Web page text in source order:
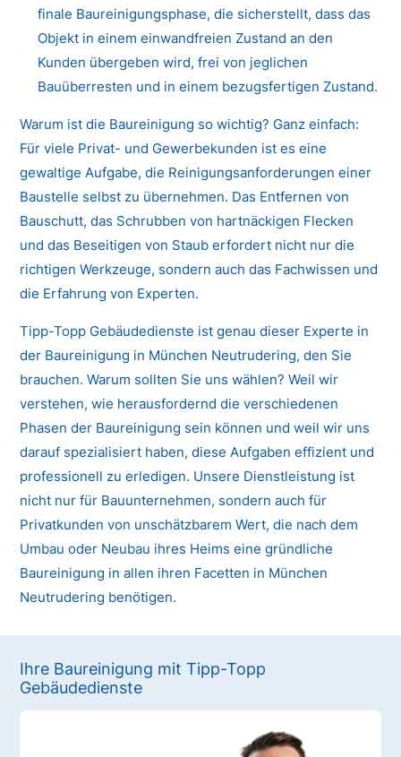
finale Baureinigungsphase, die sicherstellt, dass das
Objekt in einem einwandfreien Zustand an den
Kunden übergeben wird, frei von jeglichen
Bauüberresten und in einem bezugsfertigen Zustand.
Warum ist die Baureinigung so wichtig? Ganz einfach:
Für viele Privat- und Gewerbekunden ist es eine
gewaltige Aufgabe, die Reinigungsanforderungen einer
Baustelle selbst zu übernehmen. Das Entfernen von
Bauschutt, das Schrubben von hartnäckigen Flecken
und das Beseitigen von Staub erfordert nicht nur die
richtigen Werkzeuge, sondern auch das Fachwissen und
die Erfahrung von Experten.
Tipp-Topp Gebäudedienste ist genau dieser Experte in
der Baureinigung in München Neutrudering, den Sie
brauchen. Warum sollten Sie uns wählen? Weil wir
verstehen, wie herausfordernd die verschiedenen
Phasen der Baureinigung sein können und weil wir uns
darauf spezialisiert haben, diese Aufgaben effizient und
professionell zu erledigen. Unsere Dienstleistung ist
nicht nur für Bauunternehmen, sondern auch für
Privatkunden von unschätzbarem Wert, die nach dem
Umbau oder Neubau ihres Heims eine gründliche
Baureinigung in allen ihren Facetten in München
Neutrudering benötigen.
Ihre Baureinigung mit Tipp-Topp
Gebäudedienste